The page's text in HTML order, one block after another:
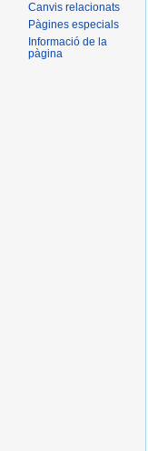
Canvis relacionats
Pàgines especials
Informació de la
pàgina